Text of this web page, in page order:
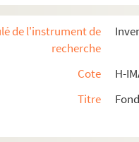
de l'instrument de
recherche
Cote
H-
Titre
H-IMAR-19-90-422. Les
H-IMAR-19-90-423. Les
H-IMAR-19-90-425. Les
H-IMAR-19-91-426.